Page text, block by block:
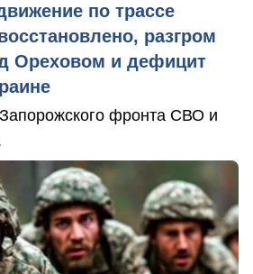
по трассе
разгром
Ореховом и дефицит
фронта СВО и